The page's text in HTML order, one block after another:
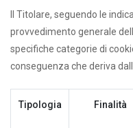
Il Titolare, seguendo le
provvedimento generale
specifiche categorie di
conseguenza che deriva
Tipologia Finalità